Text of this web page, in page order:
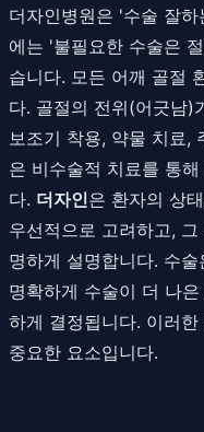
더자인병원은 '수술 잘
에는 '불필요한 수술은
습니다. 모든 어깨 골절
다. 골절의 전위(어긋남)
보조기 착용, 약물 치료,
은 비수술적 치료를 통
다. 더자인은 환자의 상
우선적으로 고려하고,
명하게 설명합니다. 수
명확하게 수술이 더 나
하게 결정됩니다. 이러
중요한 요소입니다.